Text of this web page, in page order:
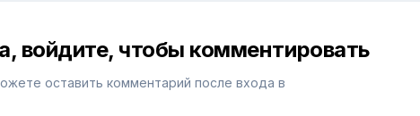
войдите, чтобы комментировать
оставить комментарий после входа в